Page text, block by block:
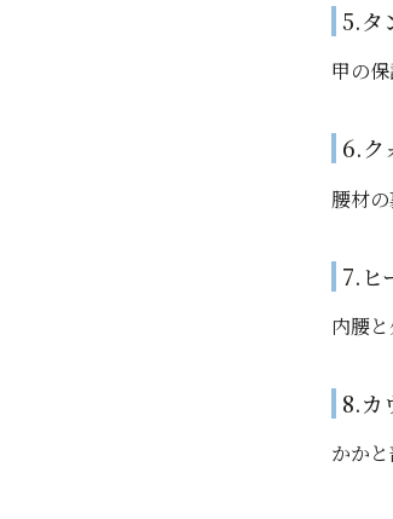
5.タ
甲の
6.ク
腰材
7.ヒ
内腰
8.カ
かか